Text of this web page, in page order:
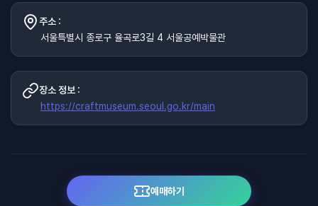
주소 :
서울특별시 종로구 율곡로3길 4 서울공예박물관
장소 정보 :
https://craftmuseum.seoul.go.kr/main
예매하기